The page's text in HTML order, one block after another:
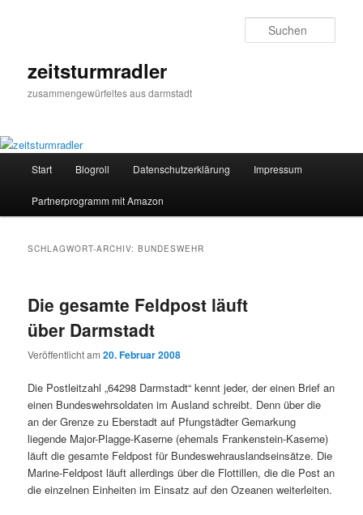
zeitsturmradler
zusammengewürfeltes aus darmstadt
Start Blogroll Datenschutzerklärung Impressum
Partnerprogramm mit Amazon
SCHLAGWORT-ARCHIV:BUNDESWEHR
Die gesamte Feldpost läuft
über Darmstadt
Veröffentlicht am20. Februar 2008
Die Postleitzahl „64298 Darmstadt“ kennt jeder, der einen Brief an
einen Bundeswehrsoldaten im Ausland schreibt. Denn über die
an der Grenze zu Eberstadt auf Pfungstädter Gemarkung
liegende Major-Plagge-Kaserne (ehemals Frankenstein-Kaserne)
läuft die gesamte Feldpost für Bundeswehrauslandseinsätze. Die
Marine-Feldpost läuft allerdings über die Flottillen, die die Post an
die einzelnen Einheiten im Einsatz auf den Ozeanen weiterleiten.